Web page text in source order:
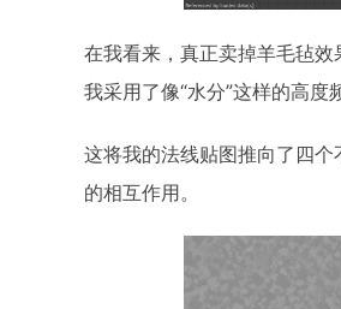
在我看来，真正卖掉羊毛毡效
我采用了像“水分”这样的高度
这将我的法线贴图推向了四
的相互作用。